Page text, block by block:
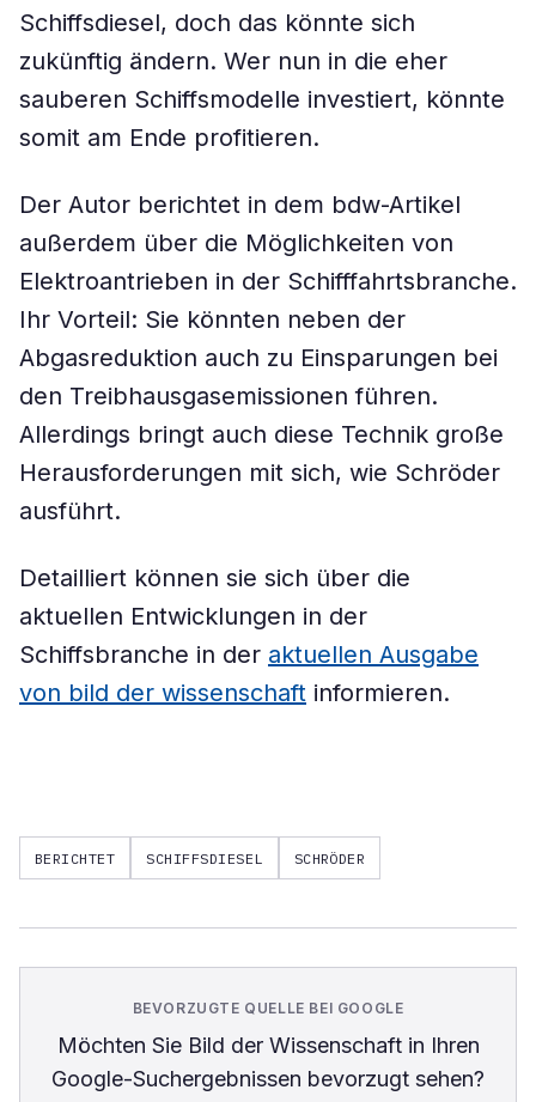
Schiffsdiesel, doch das könnte sich
zukünftig ändern. Wer nun in die eher
sauberen Schiffsmodelle investiert, könnte
somit am Ende profitieren.
Der Autor berichtet in dem bdw-Artikel
außerdem über die Möglichkeiten von
Elektroantrieben in der Schifffahrtsbranche.
Ihr Vorteil: Sie könnten neben der
Abgasreduktion auch zu Einsparungen bei
den Treibhausgasemissionen führen.
Allerdings bringt auch diese Technik große
Herausforderungen mit sich, wie Schröder
ausführt.
Detailliert können sie sich über die
aktuellen Entwicklungen in der
Schiffsbranche in der aktuellen Ausgabe
von bild der wissenschaft informieren.
BERICHTET SCHIFFSDIESEL SCHRÖDER
BEVORZUGTE QUELLE BEI GOOGLE
Möchten Sie Bild der Wissenschaftin Ihren
Google-Suchergebnissen bevorzugt sehen?